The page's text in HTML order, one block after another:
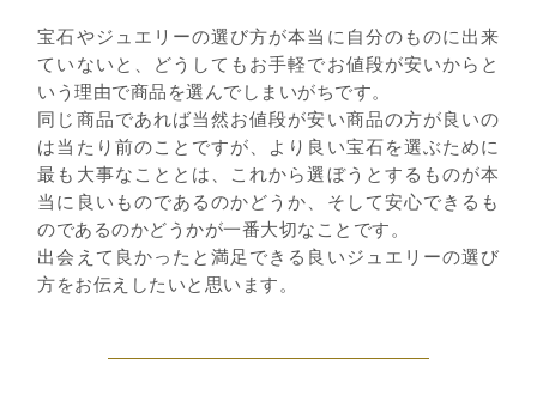
宝石やジュエリーの選び方が本当に自分のものに出来
ていないと、どうしてもお手軽でお値段が安いからと
いう理由で商品を選んでしまいがちです。
同じ商品であれば当然お値段が安い商品の方が良いの
は当たり前のことですが、より良い宝石を選ぶために
最も大事なこととは、これから選ぼうとするものが本
当に良いものであるのかどうか、そして安心できるも
のであるのかどうかが一番大切なことです。
出会えて良かったと満足できる良いジュエリーの選び
方をお伝えしたいと思います。